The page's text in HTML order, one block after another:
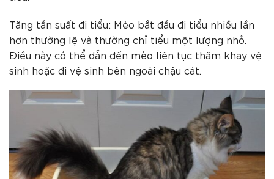
Tăng tần suất đi tiểu: Mèo bắt đầu đi tiểu nhiều lần
hơn thường lệ và thường chỉ tiểu một lượng nhỏ.
Điều này có thể dẫn đến mèo liên tục thăm khay vệ
sinh hoặc đi vệ sinh bên ngoài chậu cát.